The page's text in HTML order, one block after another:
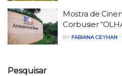
Mostra de
Corbusier
BY FABIANA CEYHAN
Pesquisar